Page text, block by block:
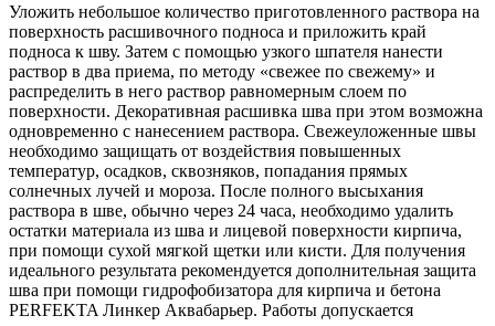
Уложить небольшое количество приготовленного раствора на
поверхность расшивочного подноса и приложить край
подноса к шву. Затем с помощью узкого шпателя нанести
раствор в два приема, по методу «свежее по свежему» и
распределить в него раствор равномерным слоем по
поверхности. Декоративная расшивка шва при этом возможна
одновременно с нанесением раствора. Свежеуложенные швы
необходимо защищать от воздействия повышенных
температур, осадков, сквозняков, попадания прямых
солнечных лучей и мороза. После полного высыхания
раствора в шве, обычно через 24 часа, необходимо удалить
остатки материала из шва и лицевой поверхности кирпича,
при помощи сухой мягкой щетки или кисти. Для получения
идеального результата рекомендуется дополнительная защита
шва при помощи гидрофобизатора для кирпича и бетона
PERFEKTA Линкер Аквабарьер. Работы допускается